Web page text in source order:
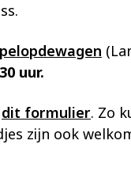
uur.
dit formulier. Zo
zijn ook